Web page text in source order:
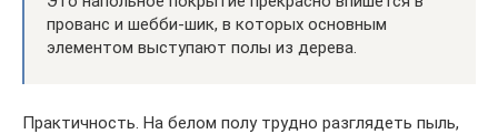
прованс и шебби-шик, в которых основным
элементом выступают полы из дерева.
Практичность. На белом полу трудно разглядеть пыль,